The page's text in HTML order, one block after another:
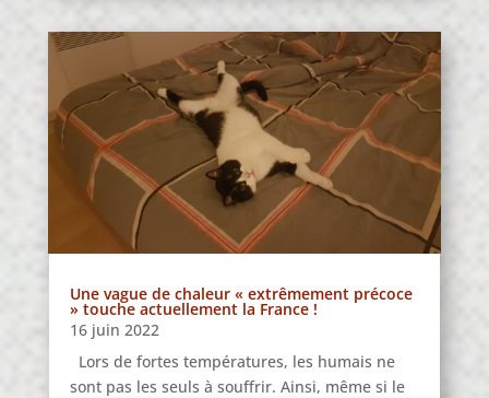
Une vague de chaleur « extrêmement précoce
» touche actuellement la France !
16 juin 2022
Lors de fortes températures, les humais ne
sont pas les seuls à souffrir. Ainsi, même si le